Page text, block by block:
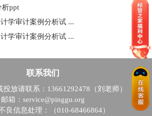
析ppt
学审计案例分析试 ...
学审计案例分析试 ...
联系我们
放请联系：13661292478（刘老师）
邮箱：service@pinggu.org
良信息处理：（010-68466864）